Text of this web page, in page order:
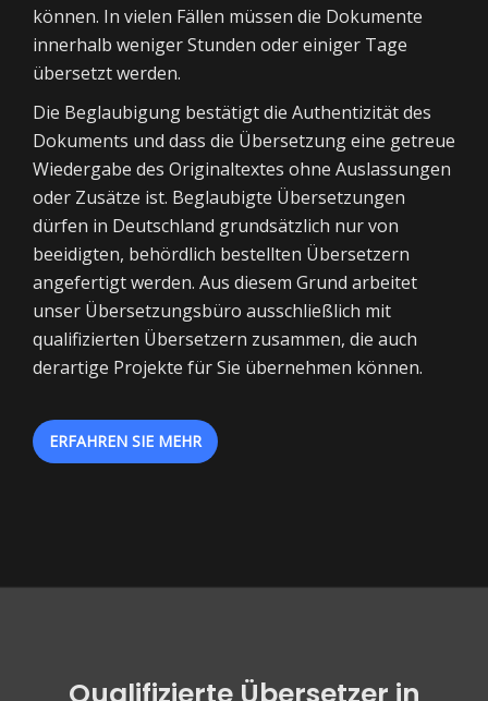
können. In vielen Fällen müssen die Dokumente
innerhalb weniger Stunden oder einiger Tage
übersetzt werden.
Die Beglaubigung bestätigt die Authentizität des
Dokuments und dass die Übersetzung eine getreue
Wiedergabe des Originaltextes ohne Auslassungen
oder Zusätze ist. Beglaubigte Übersetzungen
dürfen in Deutschland grundsätzlich nur von
beeidigten, behördlich bestellten Übersetzern
angefertigt werden. Aus diesem Grund arbeitet
unser Übersetzungsbüro ausschließlich mit
qualifizierten Übersetzern zusammen, die auch
derartige Projekte für Sie übernehmen können.
ERFAHREN SIE MEHR